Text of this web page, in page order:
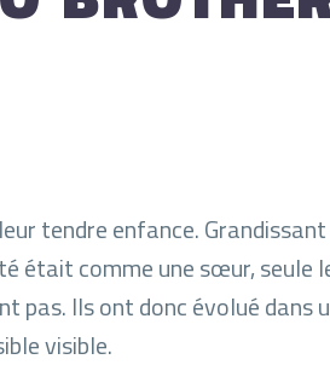
tendre enfance.
était comme une sœur, seule
pas. Ils ont donc évolué dans
visible.